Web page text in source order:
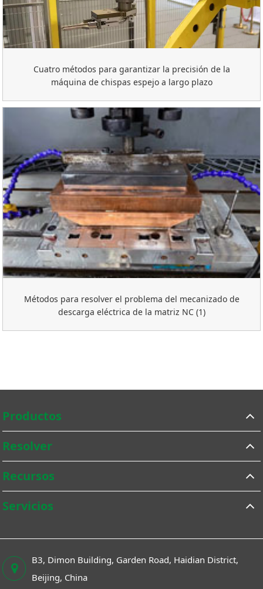
Cuatro métodos para garantizar la precisión de la
máquina de chispas espejo a largo plazo
Métodos para resolver el problema del mecanizado de
descarga eléctrica de la matriz NC (1)
Productos
Resolver
Recursos
Servicios
B3, Dimon Building, Garden Road, Haidian District,
Beijing, China